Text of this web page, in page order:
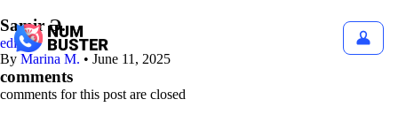
Samir Ə.
edit
By Marina M. • June 11, 2025
comments
comments for this post are closed